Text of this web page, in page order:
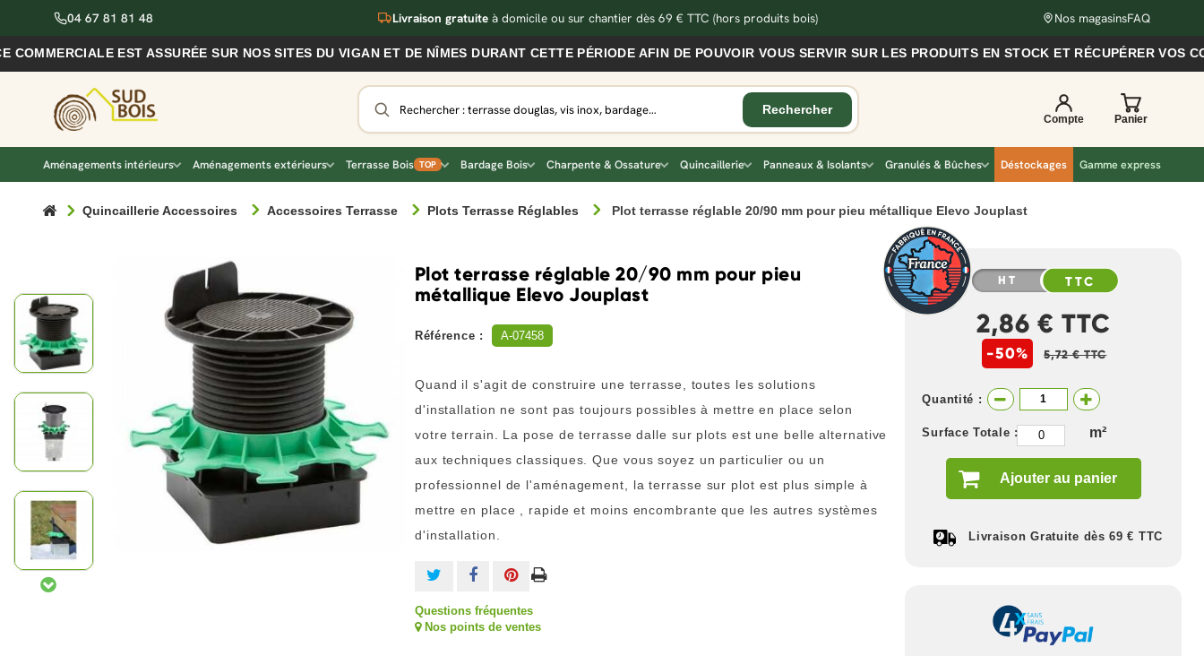
04 67 81 81 48 Livraison gratuiteà domicile ou sur chantier dès 69 € TTC (hors produits bois) Nos magasinsFAQ
EST ASSURÉE SUR NOS SITES DU VIGAN ET DE NÎMES DURANT CETTE PÉRIODE AFIN DE POUVOIR VOUS SERVIR SUR LES PRODUITS EN STOCK ET RÉCUPÉRER VOS
Aménagements intérieurs Aménagements extérieurs Terrasse Bois TOP Bardage Bois Charpente & Ossature Quincaillerie Panneaux & Isolants Granulés & Bûches Déstockages Gamme express
Quincaillerie Accessoires Accessoires Terrasse Plots Terrasse Réglables Plot terrasse réglable 20/90 mm pour pieu métallique Elevo Jouplast
Plot terrasse réglable 20/90 mm pour pieu
métallique Elevo Jouplast
Référence : A-07458
Quand il s'agit de construire une terrasse, toutes les solutions
d'installation ne sont pas toujours possibles à mettre en place selon
votre terrain. La pose de terrasse dalle sur plots est une belle alternative
aux techniques classiques. Que vous soyez un particulier ou un
professionnel de l'aménagement, la terrasse sur plot est plus simple à
mettre en place , rapide et moins encombrante que les autres systèmes
d'installation.
Questions fréquentes
Nos points de ventes
HT TTC
2,86 € TTC
-50% 5,72 € TTC
Quantité :
Surface Totale : m²
Ajouter au panier
Livraison Gratuite dès 69 € TTC